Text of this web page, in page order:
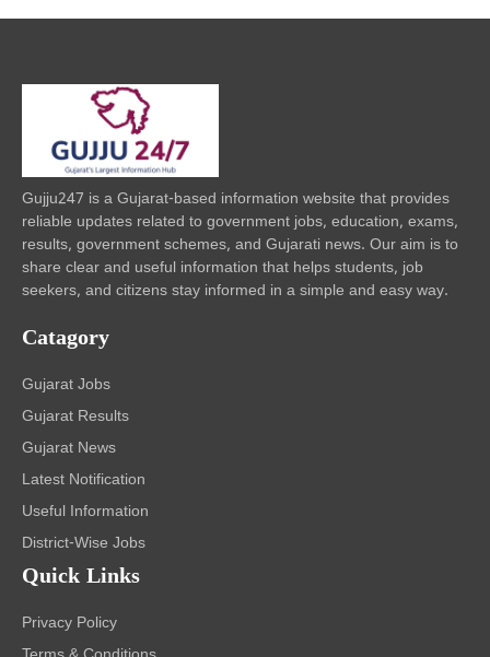
Gujju247 is a Gujarat-based information website that provides
reliable updates related to government jobs, education, exams,
results, government schemes, and Gujarati news. Our aim is to
share clear and useful information that helps students, job
seekers, and citizens stay informed in a simple and easy way.
Catagory
Gujarat Jobs
Gujarat Results
Gujarat News
Latest Notification
Useful Information
District-Wise Jobs
Quick Links
Privacy Policy